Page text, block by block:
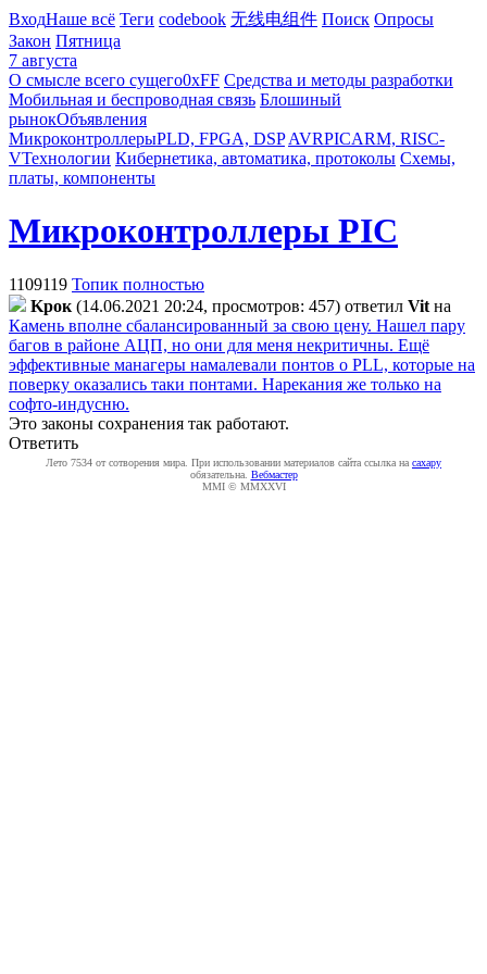
ВходНаше всё Теги codebook 无线电组件 Поиск Опросы
Закон Пятница
7 августа
О смысле всего сущего0xFF Средства и методы разработки
Мобильная и беспроводная связь Блошиный
рынокОбъявления
МикроконтроллерыPLD, FPGA, DSP AVRPICARM, RISC-
VТехнологии Кибернетика, автоматика, протоколы Схемы,
платы, компоненты
Микроконтроллеры PIC
1109119 Топик полностью
Kpoк (14.06.2021 20:24, просмотров: 457) ответил Vit на
Камень вполне сбалансированный за свою цену. Нашел пару
багов в районе АЦП, но они для меня некритичны. Ещё
эффективные манагеры намалевали понтов о PLL, которые на
поверку оказались таки понтами. Нарекания же только на
софто-индусню.
Это законы сохранения так работают.
Ответить
Лето 7534 от сотворения мира. При использовании материалов сайта ссылка на caxapу
обязательна. Вебмастер
MMI © MMXXVI